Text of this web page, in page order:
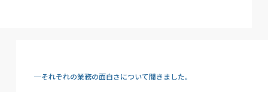
─それぞれの業務の面白さについて聞きました。